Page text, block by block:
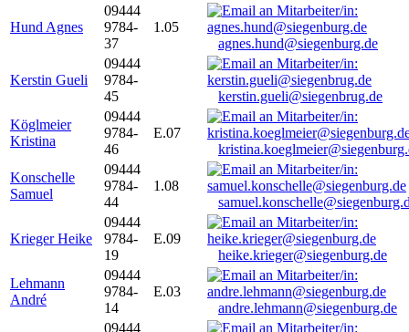
Hund Agnes
09444
9784-
37
1.05
agnes.hund@siegenburg.de
Kerstin Gueli
09444
9784-
45
kerstin.gueli@siegenbrug.de
Köglmeier
Kristina
09444
9784-
46
E.07
Konschelle
Samuel
09444
9784-
44
1.08
Krieger Heike
09444
9784-
19
E.09
heike.krieger@siegenburg.de
Lehmann
André
09444
9784-
14
E.03
andre.lehmann@siegenburg.de
09444